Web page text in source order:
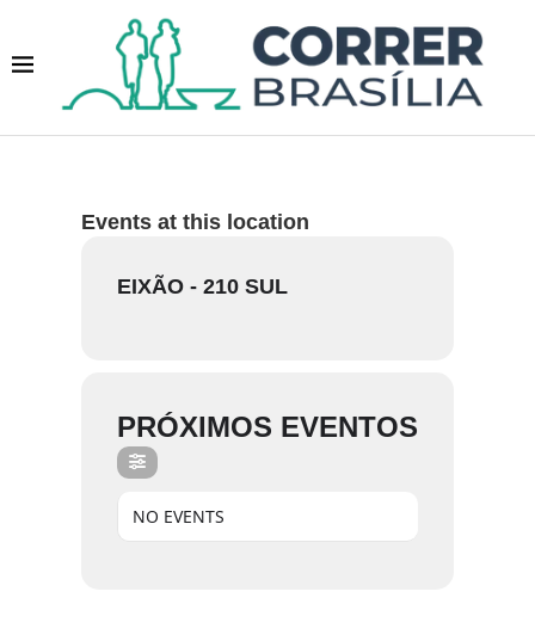
Events at this location
EIXÃO - 210 SUL
PRÓXIMOS EVENTOS
NO EVENTS